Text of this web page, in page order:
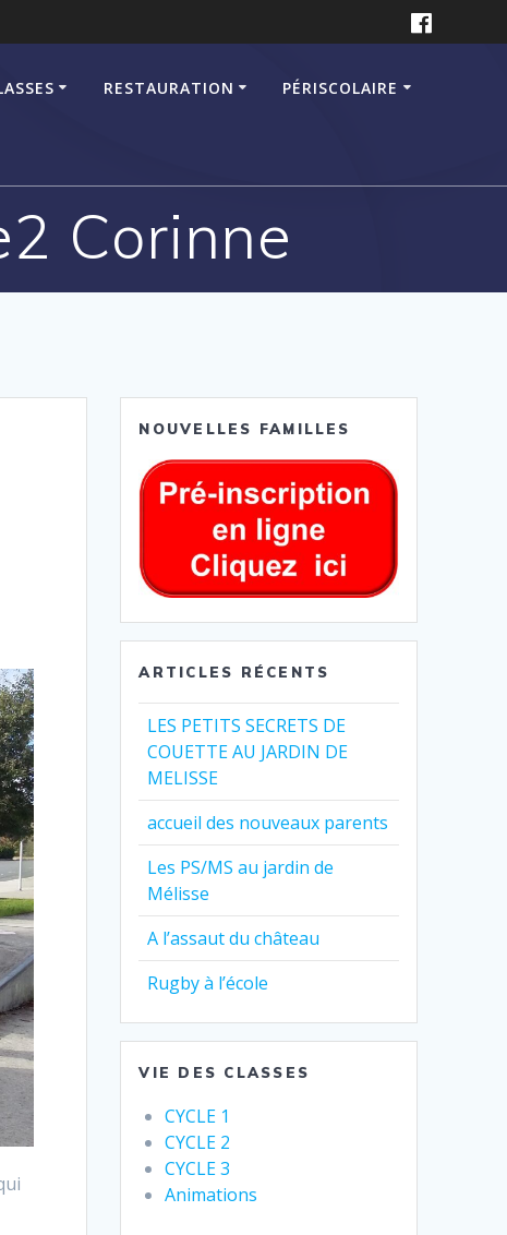
RESTAURATION PÉRISCOLAIRE
Corinne
NOUVELLES FAMILLES
ARTICLES RÉCENTS
LES PETITS SECRETS DE
COUETTE AU JARDIN DE
MELISSE
accueil des nouveaux parents
Les PS/MS au jardin de
Mélisse
A l’assaut du château
Rugby à l’école
VIE DES CLASSES
CYCLE 1
CYCLE 2
CYCLE 3
Animations